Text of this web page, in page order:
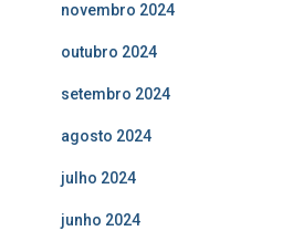
novembro 2024
outubro 2024
setembro 2024
agosto 2024
julho 2024
junho 2024